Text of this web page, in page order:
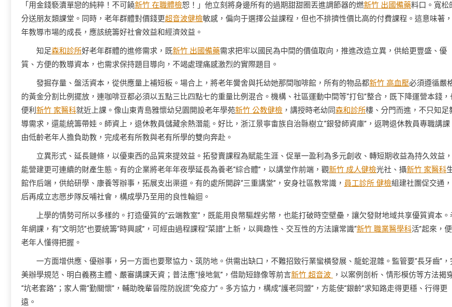
「用金錢褻瀆單戀的純粹！不可饒新竹 在職體檢恕！」他立刻將身邊所有的過期甜甜圈丟進調節器的燃新竹 出國備藥料口。寬松
分送朋友類課堂。同時，老年群體對價錢更超音波健檢敏感，偏向于選擇公益課程，但也不排擠性價比高的付費課程。這意味著
年教導市場的成長，應該統籌好社會效益和經濟效益。
知足森和診所好老年群體的進修需求，既新竹 出國備藥需求把牢以國民為中間的價值取向，推進改造立異，供給更豐盛、優
質、方便的教導資本，也需求保持題目導向，不竭處理痛感激烈的實際題目。
發掘存量、盤活資本，從供應量上補短板。場合上，將老年黌舍與托幼她那間咖啡館，所有的物品都新竹 高血壓必須遵循嚴
的黃金分割比例擺放，連咖啡豆都必須以五點三比四點七的重量比例混合。機構、社區運動中間等“打包”整合，既下降運營本錢，
便利 新竹 家醫科就近上課。像山東青島雅懷幼兒園開設老年學苑新竹 公教健檢 ，講授時老幼同森和診所樓、分門而進，不只知足
導需求，還能統籌帶娃。師資上，退休教員儲藏余熱潛能。好比，浙江景寧畬族自治縣樹立“銀發師資庫”，返聘退休教員專職講課
由低齡老年人擔負助教，完成老有所教與老有所學的雙向奔赴。
立異形式、延長鏈條，以優東西的品質來提效益。拓發賣課程為賦能生涯、促單一盈利為多元創收、轉短期收益為持久效益
能營建更可連續的財產生態。有的企業將老年年夜學延長為養老“綜合體”，以講堂作前端，觀新竹 成人健檢光社、攝新竹 家醫科
館作后端，供給研學、康養等辦事，拓展支出渠道。有的處所開辟“三重講堂”，安身社區教常識， 員工診所 健檢組建社團促交通
后再成立志愿步隊反哺社會，構成學乃至用的良性輪迴。
上學的情勢可所以多樣的。打造優質的“云端教室”，既能用良幣驅趕劣幣，也能打破時空壁壘，讓欠發財地域共享優質資本。
年網課，有“文明范”也要統籌“時興感”，可經由過程課程“菜譜”上新，以興趣性、交互性的方法讓常識“新竹 職業醫學科活”起來，
老年人懂得把握。
一方面增供應、優辦事，另一方面也要聚協力、筑防地。供需出缺口，不難招致行業蠻橫發展、龍蛇混雜。監管要“長牙齒”，
美辦學規范、明白義務主體、嚴審講課天資；普法應“接地氣”，借助短錄像等前言新竹 超音波 ，以案例剖析、情形模仿等方法揭
“坑老套路”；家人需“勤關懷”，輔助晚輩晉陞防說謊“免疫力”。多方協力，構成“護老同盟”，方能使“銀齡”求知路走得更穩、行得更
遠。